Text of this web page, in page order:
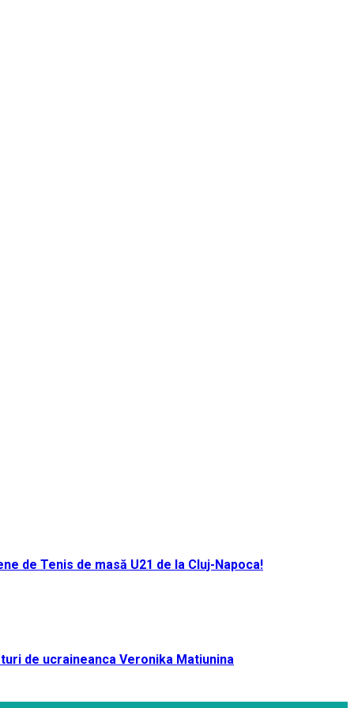
de Tenis de masă U21 de la Cluj-Napoca!
de ucraineanca Veronika Matiunina